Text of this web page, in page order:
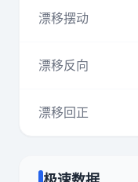
漂移摆动
漂移反向
漂移回正